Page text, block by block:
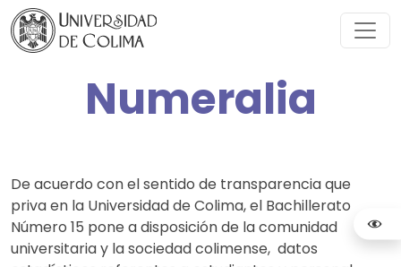
Numeralia
De acuerdo con el sentido de transparencia que
priva en la Universidad de Colima, el Bachillerato
Número 15 pone a disposición de la comunidad
universitaria y la sociedad colimense, datos